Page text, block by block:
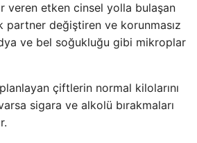
veren etken cinsel yolla bulaşan
partner değiştiren ve korunmasız
ve bel soğukluğu gibi mikroplar
çiftlerin normal kilolarını
sigara ve alkolü bırakmaları